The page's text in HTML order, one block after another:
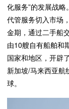
化服务”的发展战
代管服务切入市场
金期，通过二手船
由10艘自有船舶和
国家和地区，开辟
新加坡/马来西亚航
球。